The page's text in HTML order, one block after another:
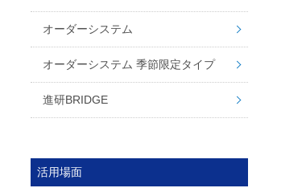
オーダーシステム
オーダーシステム 季節限定タイプ
進研BRIDGE
活用場面